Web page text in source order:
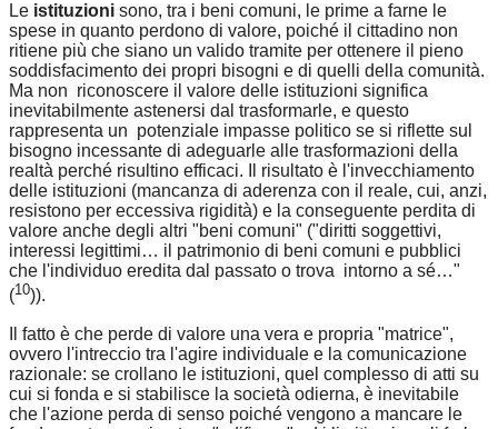
Le istituzioni sono, tra i beni comuni, le prime a farne le
spese in quanto perdono di valore, poiché il cittadino non
ritiene più che siano un valido tramite per ottenere il pieno
soddisfacimento dei propri bisogni e di quelli della comunità.
Ma non riconoscere il valore delle istituzioni significa
inevitabilmente astenersi dal trasformarle, e questo
rappresenta un potenziale impasse politico se si riflette sul
bisogno incessante di adeguarle alle trasformazioni della
realtà perché risultino efficaci. Il risultato è l'invecchiamento
delle istituzioni (mancanza di aderenza con il reale, cui, anzi,
resistono per eccessiva rigidità) e la conseguente perdita di
valore anche degli altri "beni comuni" ("diritti soggettivi,
interessi legittimi… il patrimonio di beni comuni e pubblici
che l'individuo eredita dal passato o trova intorno a sé…"
(10)).
Il fatto è che perde di valore una vera e propria "matrice",
ovvero l'intreccio tra l'agire individuale e la comunicazione
razionale: se crollano le istituzioni, quel complesso di atti su
cui si fonda e si stabilisce la società odierna, è inevitabile
che l'azione perda di senso poiché vengono a mancare le